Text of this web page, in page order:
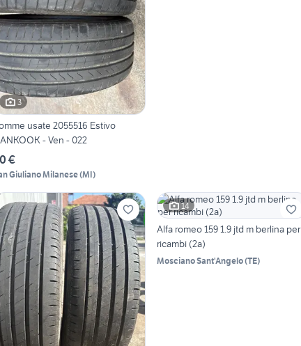
3
usate 2055516 Estivo
- Ven - 022
€
Giuliano Milanese(MI)
14
Alfa romeo 159 1.9 jtd m berlina per
ricambi (2a)
Mosciano Sant'Angelo(TE)